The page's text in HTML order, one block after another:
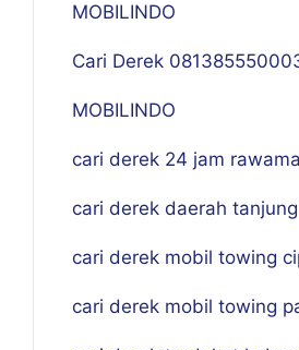
MOBILINDO
Cari Derek
MOBILINDO
cari derek 24 jam
cari derek daerah
cari derek mobil towing
cari derek mobil towing